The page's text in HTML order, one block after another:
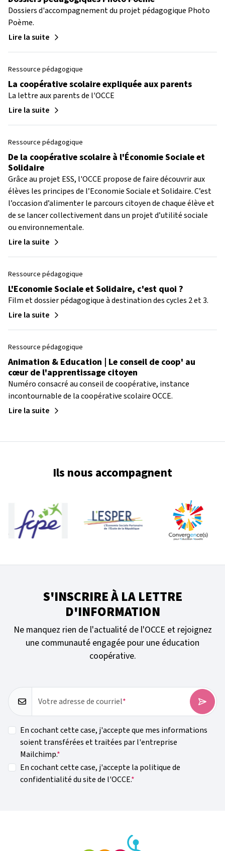
Dossiers d'accompagnement du projet pédagogique Photo
Poème.
Lire la suite
Ressource pédagogique
La coopérative scolaire expliquée aux parents
La lettre aux parents de l'OCCE
Lire la suite
Ressource pédagogique
De la coopérative scolaire à l'Économie Sociale et
Solidaire
Grâce au projet ESS, l'OCCE propose de faire découvrir aux
élèves les principes de l’Economie Sociale et Solidaire. C’est
l’occasion d’alimenter le parcours citoyen de chaque élève et
de se lancer collectivement dans un projet d’utilité sociale
ou environnementale.
Lire la suite
Ressource pédagogique
L'Economie Sociale et Solidaire, c'est quoi ?
Film et dossier pédagogique à destination des cycles 2 et 3.
Lire la suite
Ressource pédagogique
Animation & Education | Le conseil de coop' au
cœur de l'apprentissage citoyen
Numéro consacré au conseil de coopérative, instance
incontournable de la coopérative scolaire OCCE.
Lire la suite
Ils nous accompagnent
S'INSCRIRE À LA LETTRE
D'INFORMATION
Ne manquez rien de l'actualité de l'OCCE et rejoignez
une communauté engagée pour une éducation
coopérative.
Votre adresse de courriel
En cochant cette case, j'accepte que mes informations
soient transférées et traitées par l'entreprise
Mailchimp.
En cochant cette case, j'accepte la politique de
confidentialité du site de l'OCCE.